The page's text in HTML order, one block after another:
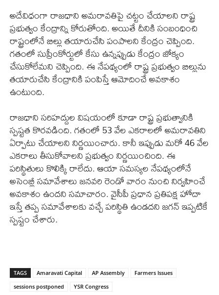
అదేవిధంగా రాజధాని అమరావతిపై చట్టం చేయాలని రాష్ట్ర
ప్రభుత్వం కేంద్రాన్ని కోరుతోంది. అయితే దీనికి సంబంధించి
రాష్ట్రంలోనే బిల్లు తయారుచేసి పంపాలని కేంద్రం చెప్పింది.
గతంలో సుప్రీంకోర్టులో కేసు ఉన్నప్పుడు కేంద్రం జోక్యం
చేసుకోలేమని చెప్పింది. ఈ నేపథ్యంలో రాష్ట్ర ప్రభుత్వం బిల్లును
తయారుచేసి కేంద్రానికి పంపిస్తే ఆమోదించే అవకాశం
ఉంటుంది.
రాజధాని సరిహద్దుల విషయంలో కూడా రాష్ట్ర ప్రభుత్వానికి
స్పష్టత కొరవడింది. గతంలో 53 వేల ఎకరాలలో అమరావతిని
ఏర్పాటు చేయాలని నిర్ణయించారు. కానీ ఇప్పుడు మరో 46 వేల
ఎకరాలు తీసుకోవాలని ప్రభుత్వం నిర్ణయించింది. ఈ
పరిస్థితులు కొలిక్కి రాలేదు. ఆయా సమస్యల నేపథ్యంలోనే
అసెంబ్లీ సమావేశాలు జనవరి రెండో వారం నుంచి నిర్వహించే
అవకాశం ఉందని సమాచారం. వైసీపీ ప్రధాన ప్రతిపక్ష హోదా
ఇస్తే తప్ప సమావేశాలకు వచ్చే పరిస్థితి ఉండదని జగన్ ఇప్పటికే
స్పష్టం చేశారు.
TAGS Amaravati Capital AP Assembly
Farmers Issues
sessions postponed
YSR Congress